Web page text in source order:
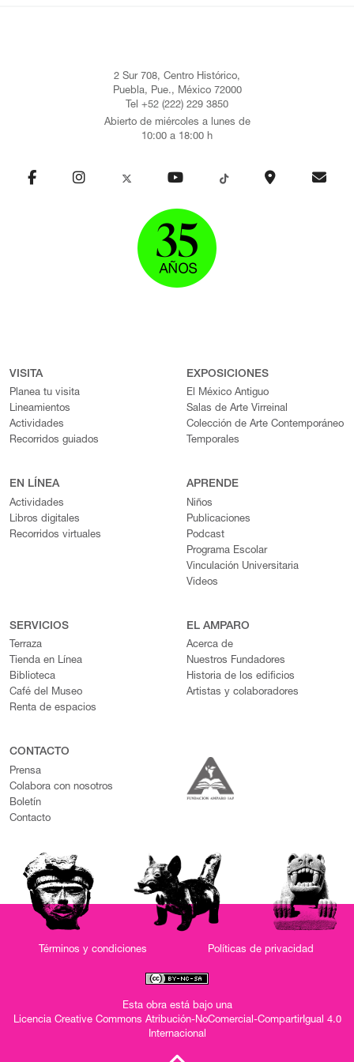
2 Sur 708, Centro Histórico,
Puebla, Pue., México 72000
Tel +52 (222) 229 3850
Abierto de miércoles a lunes de
10:00 a 18:00 h
VISITA
Planea tu visita
Lineamientos
Actividades
Recorridos guiados
EXPOSICIONES
El México Antiguo
Salas de Arte Virreinal
Colección de Arte Contemporáneo
Temporales
EN LÍNEA
Actividades
Libros digitales
Recorridos virtuales
APRENDE
Niños
Publicaciones
Podcast
Programa Escolar
Vinculación Universitaria
Videos
SERVICIOS
Terraza
Tienda en Línea
Biblioteca
Café del Museo
Renta de espacios
EL AMPARO
Acerca de
Nuestros Fundadores
Historia de los edificios
Artistas y colaboradores
CONTACTO
Prensa
Colabora con nosotros
Boletín
Contacto
Términos y condiciones Políticas de privacidad
Esta obra está bajo una
Licencia Creative Commons Atribución-NoComercial-CompartirIgual 4.0
Internacional